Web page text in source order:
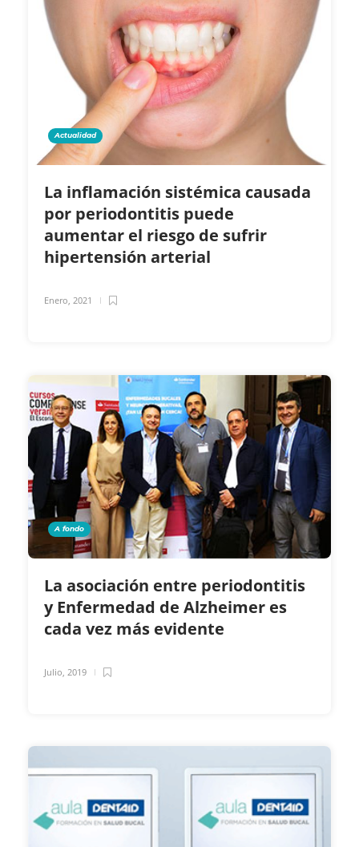
Actualidad
La inflamación sistémica causada
por periodontitis puede
aumentar el riesgo de sufrir
hipertensión arterial
Enero, 2021
A fondo
La asociación entre periodontitis
y Enfermedad de Alzheimer es
cada vez más evidente
Julio, 2019